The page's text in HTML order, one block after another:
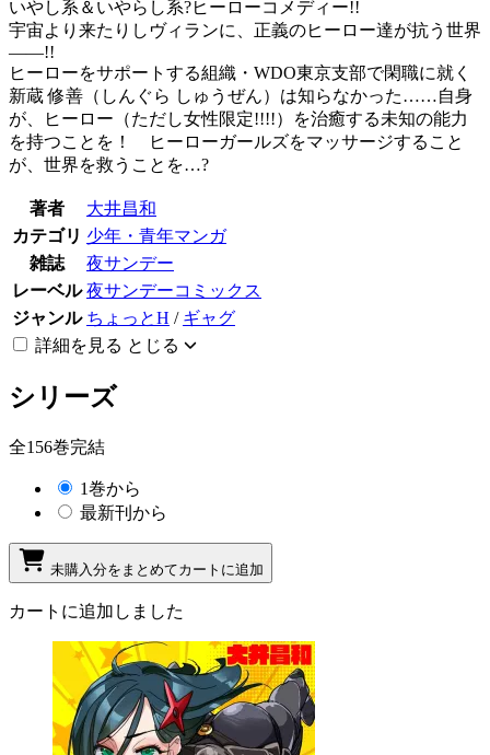
いやし系＆いやらし系?ヒーローコメディー!!
宇宙より来たりしヴィランに、正義のヒーロー達が抗う世界
――!!
ヒーローをサポートする組織・WDO東京支部で閑職に就く
新蔵 修善（しんぐら しゅうぜん）は知らなかった……自身
が、ヒーロー（ただし女性限定!!!!）を治癒する未知の能力
を持つことを！ ヒーローガールズをマッサージすること
が、世界を救うことを…?
著者
大井昌和
カテゴリ 少年・青年マンガ
雑誌
夜サンデー
レーベル 夜サンデーコミックス
ジャンル ちょっとH / ギャグ
詳細を見る とじる
シリーズ
全156巻完結
1巻から
最新刊から
未購入分をまとめてカートに追加
カートに追加しました